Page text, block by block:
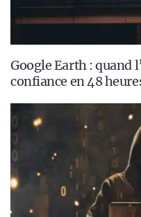
Google Earth : quand
confiance en 48